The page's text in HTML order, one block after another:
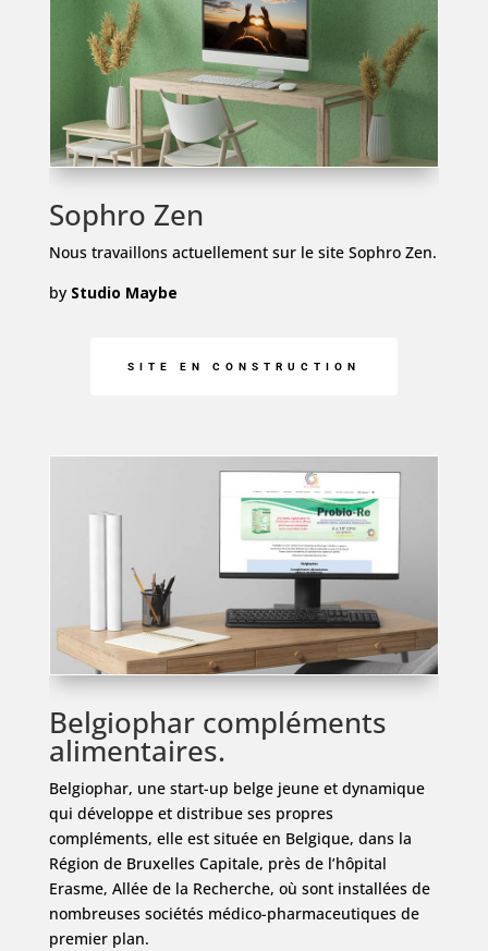
Sophro Zen
Nous travaillons actuellement sur le site Sophro Zen.
by Studio Maybe
SITE EN CONSTRUCTION
Belgiophar compléments
alimentaires.
Belgiophar, une start-up belge jeune et dynamique
qui développe et distribue ses propres
compléments, elle est située en Belgique, dans la
Région de Bruxelles Capitale, près de l’hôpital
Erasme, Allée de la Recherche, où sont installées de
nombreuses sociétés médico-pharmaceutiques de
premier plan.